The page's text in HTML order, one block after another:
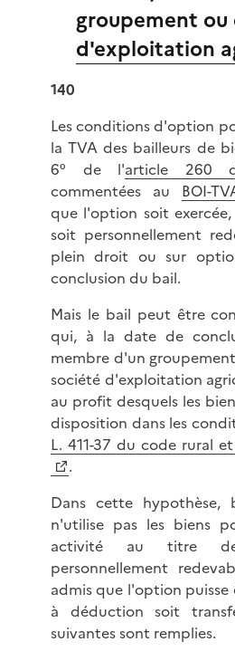
groupement
d'exploitation
140
Les conditions d'option
la TVA des bailleurs de
6° de l'article 260
commentées au BOI-
que l'option soit
soit personnellement
plein droit ou sur
conclusion du bail.
Mais le bail peut être
qui, à la date de
membre d'un
société d'exploitation
au profit desquels les
disposition dans les
L. 411-37 du code rural
.
Dans cette hypothèse,
n'utilise pas les biens
activité au titre
personnellement
admis que l'option
à déduction soit
suivantes sont remplies.